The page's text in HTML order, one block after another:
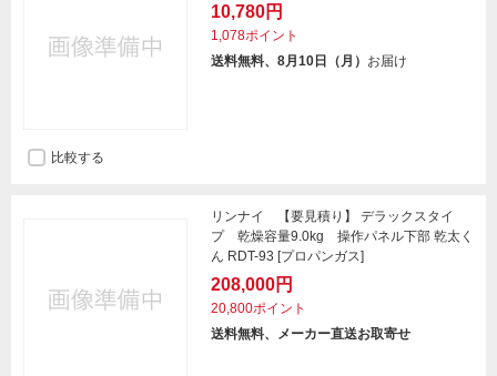
10,780円
1,078ポイント
送料無料、8月10日（月） お届け
比較する
リンナイ 【要見積り】 デラックスタイ
プ 乾燥容量9.0kg 操作パネル下部 乾太く
ん RDT-93 [プロパンガス]
208,000円
20,800ポイント
送料無料、メーカー直送お取寄せ